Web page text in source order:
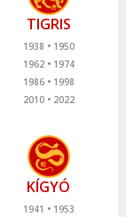
TIGRIS
1938
1950
1962
1974
1986
1998
2010
2022
KÍGYÓ
1941
1953